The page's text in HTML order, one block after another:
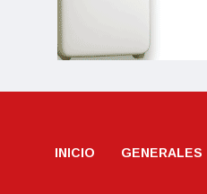
INICIO GENERALES